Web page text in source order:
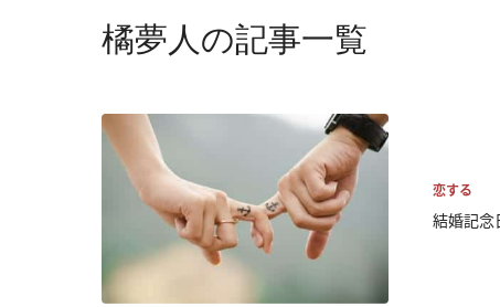
橘夢人の記事一覧
恋する
結婚記